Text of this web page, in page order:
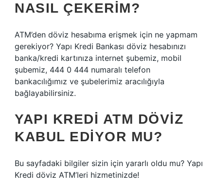
NASIL ÇEKERIM?
ATM’den döviz hesabıma erişmek için ne yapmam
gerekiyor? Yapı Kredi Bankası döviz hesabınızı
banka/kredi kartınıza internet şubemiz, mobil
şubemiz, 444 0 444 numaralı telefon
bankacılığımız ve şubelerimiz aracılığıyla
bağlayabilirsiniz.
YAPI KREDI ATM DÖVIZ
KABUL EDIYOR MU?
Bu sayfadaki bilgiler sizin için yararlı oldu mu? Yapı
Kredi döviz ATM’leri hizmetinizde!